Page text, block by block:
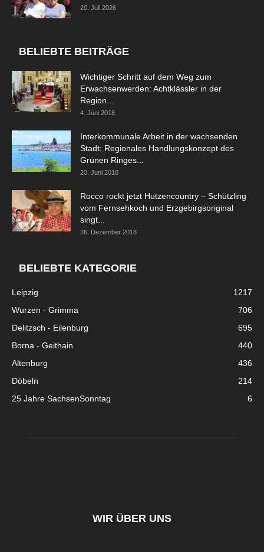
20. Juli 2026
BELIEBTE BEITRÄGE
Wichtiger Schritt auf dem Weg zum
Erwachsenwerden: Achtklässler in der
Region...
4. Juni 2018
Interkommunale Arbeit in der wachsenden
Stadt: Regionales Handlungskonzept des
Grünen Ringes...
20. Juni 2018
Rocco rockt jetzt Hutzencountry – Schützling
vom Fernsehkoch und Erzgebirgsoriginal
singt...
26. Dezember 2018
BELIEBTE KATEGORIE
Leipzig
1217
Wurzen - Grimma
706
Delitzsch - Eilenburg
695
Borna - Geithain
440
Altenburg
436
Döbeln
214
25 Jahre SachsenSonntag
6
WIR ÜBER UNS